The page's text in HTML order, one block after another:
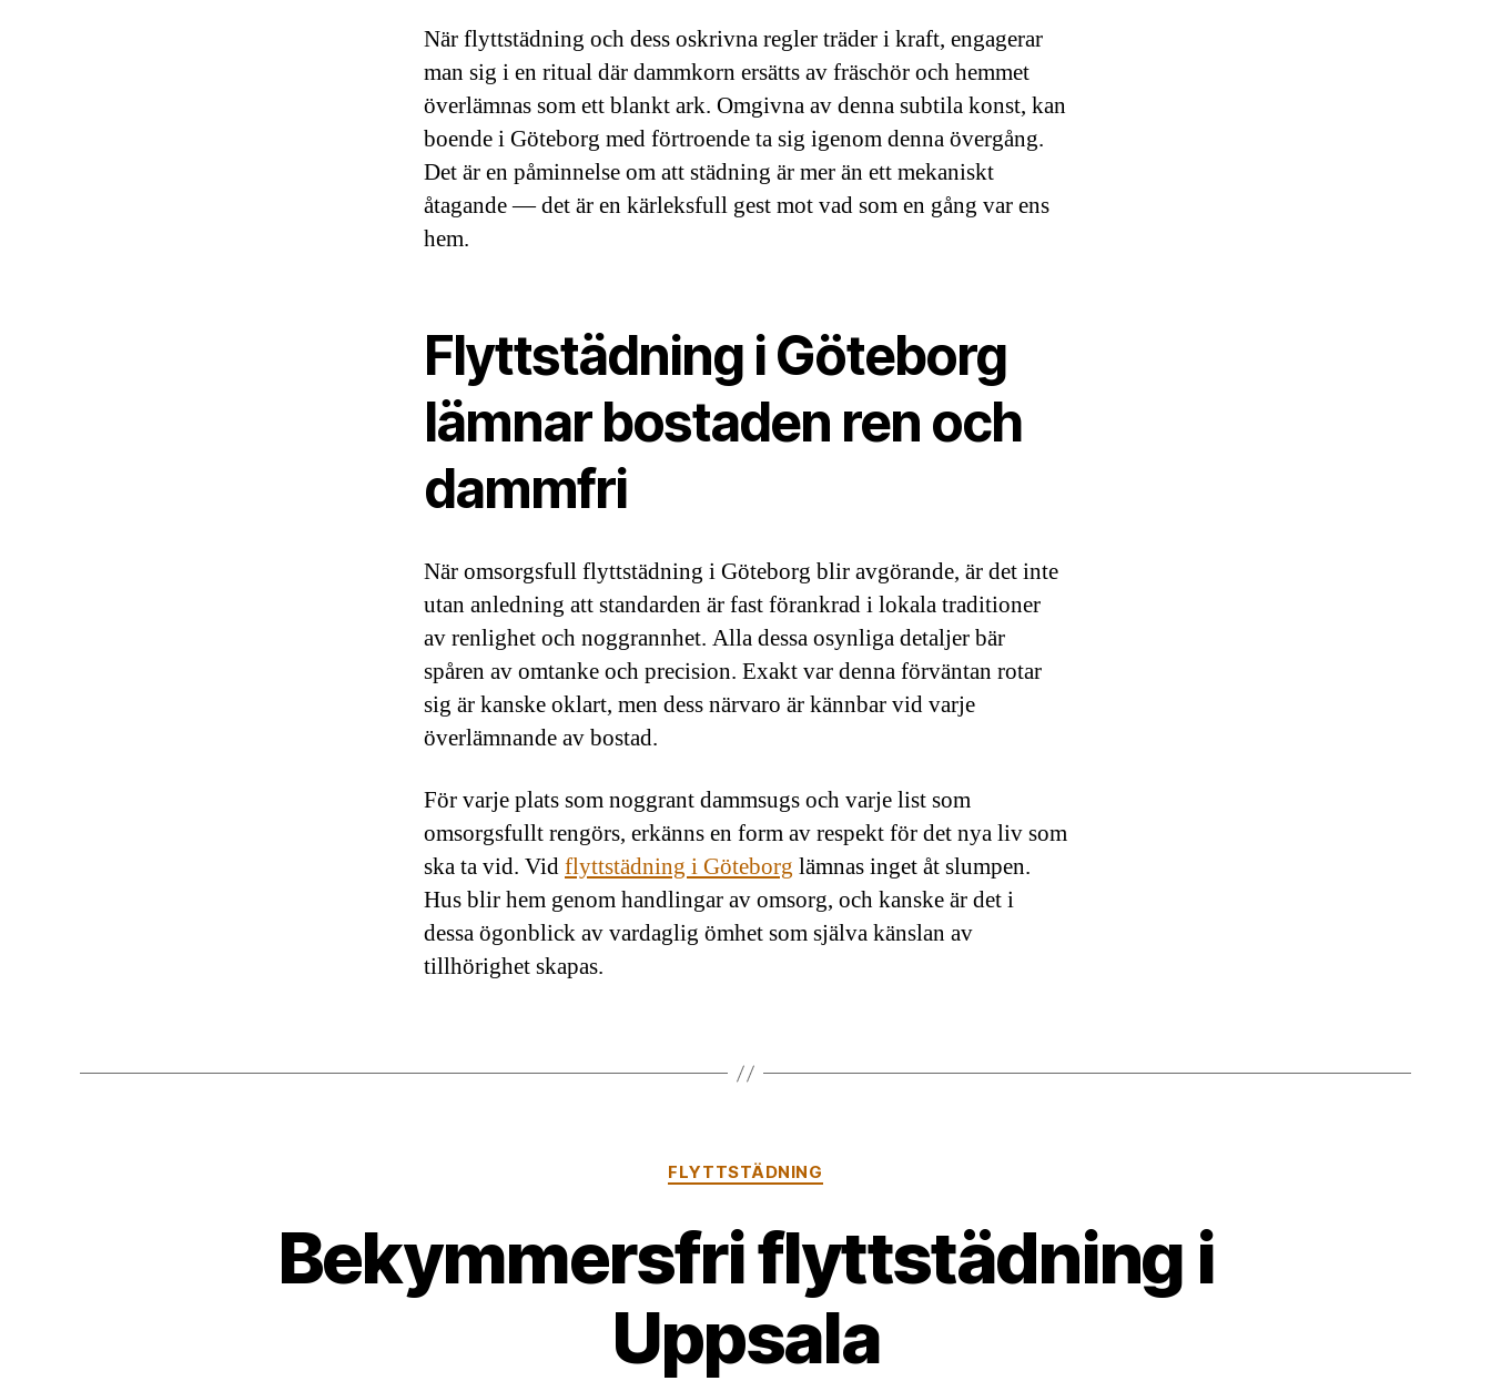
När flyttstädning och dess oskrivna regler träder i kraft, engagerar
man sig i en ritual där dammkorn ersätts av fräschör och hemmet
överlämnas som ett blankt ark. Omgivna av denna subtila konst, kan
boende i Göteborg med förtroende ta sig igenom denna övergång.
Det är en påminnelse om att städning är mer än ett mekaniskt
åtagande — det är en kärleksfull gest mot vad som en gång var ens
hem.
Flyttstädning i Göteborg
lämnar bostaden ren och
dammfri
När omsorgsfull flyttstädning i Göteborg blir avgörande, är det inte
utan anledning att standarden är fast förankrad i lokala traditioner
av renlighet och noggrannhet. Alla dessa osynliga detaljer bär
spåren av omtanke och precision. Exakt var denna förväntan rotar
sig är kanske oklart, men dess närvaro är kännbar vid varje
överlämnande av bostad.
För varje plats som noggrant dammsugs och varje list som
omsorgsfullt rengörs, erkänns en form av respekt för det nya liv som
ska ta vid. Vidflyttstädning i Göteborg lämnas inget åt slumpen.
Hus blir hem genom handlingar av omsorg, och kanske är det i
dessa ögonblick av vardaglig ömhet som själva känslan av
tillhörighet skapas.
Kategorier
FLYTTSTÄDNING
Bekymmersfri flyttstädning i
Uppsala